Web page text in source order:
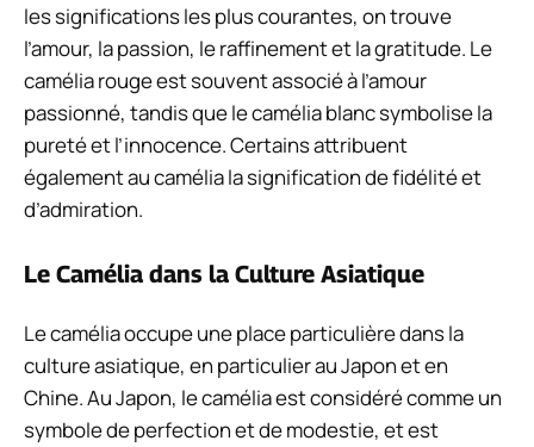
les significations les plus courantes, on trouve
l’amour, la passion, le raffinement et la gratitude. Le
camélia rouge est souvent associé à l’amour
passionné, tandis que le camélia blanc symbolise la
pureté et l’innocence. Certains attribuent
également au camélia la signification de fidélité et
d’admiration.
Le Camélia dans la Culture Asiatique
Le camélia occupe une place particulière dans la
culture asiatique, en particulier au Japon et en
Chine. Au Japon, le camélia est considéré comme un
symbole de perfection et de modestie, et est